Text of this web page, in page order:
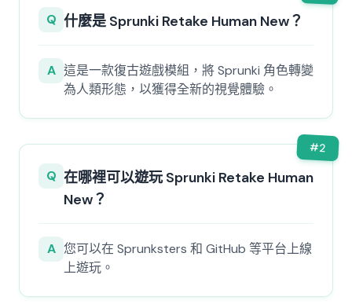
Q 什麼是 Sprunki Retake Human New？
A 這是一款復古遊戲模組，將 Sprunki 角色轉變
為人類形態，以獲得全新的視覺體驗。
#2
Q 在哪裡可以遊玩 Sprunki Retake Human
New？
A 您可以在 Sprunksters 和 GitHub 等平台上線
上遊玩。